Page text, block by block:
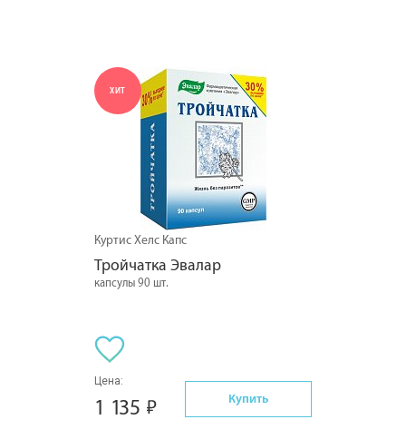
ХИТ
Куртис Хелс Капс
Тройчатка Эвалар
капсулы 90 шт.
Цена:
1 135 Купить